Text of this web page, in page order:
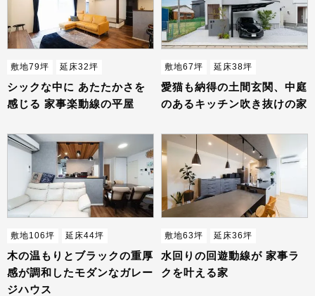
敷地79坪 延床32坪
シックな中に あたたかさを
感じる 家事楽動線の平屋
敷地67坪 延床38坪
愛猫も納得の土間玄関、中庭
のあるキッチン吹き抜けの家
敷地106坪 延床44坪
木の温もりとブラックの重厚
感が調和したモダンなガレー
ジハウス
敷地63坪 延床36坪
水回りの回遊動線が 家事ラ
クを叶える家